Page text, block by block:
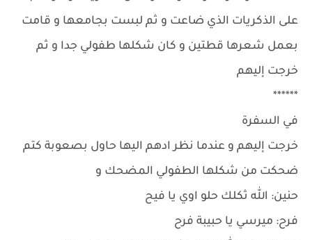
على الذكريات الذي ضاعت و ثم لبست بجامعها و قامت
بعمل شعرها قطتين و كان شكلها طفولي جدا و ثم
خرجت إليهم
******
في السفرة
خرجت إليهم و عندما نظر ادهم اليها حاول بصعوبة كتم
ضحكت من شكلها الطفولي المضحك و
حنين: الله ثكلك حلو اوي يا فيح
فرح: ميرسي يا حبيبة فرح